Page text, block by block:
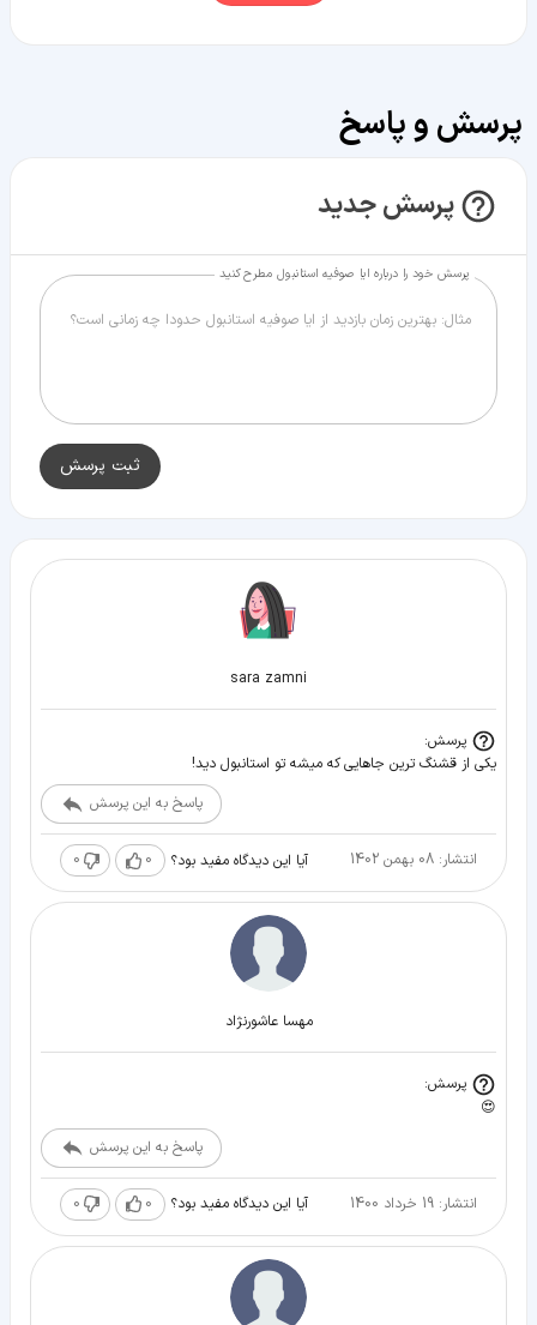
پرسش و پاسخ
پرسش جدید
پرسش خود را درباره ایا صوفیه استانبول مطرح کنید
ثبت پرسش
sara zamni
پرسش:
یکی از قشنگ ترین جاهایی که میشه تو استانبول دید!
پاسخ به این پرسش
انتشار: 08 بهمن 1402 آیا این دیدگاه مفید بود؟ 0
0
مهسا عاشورنژاد
پرسش:
😍
پاسخ به این پرسش
انتشار: 19 خرداد 1400 آیا این دیدگاه مفید بود؟ 0
0